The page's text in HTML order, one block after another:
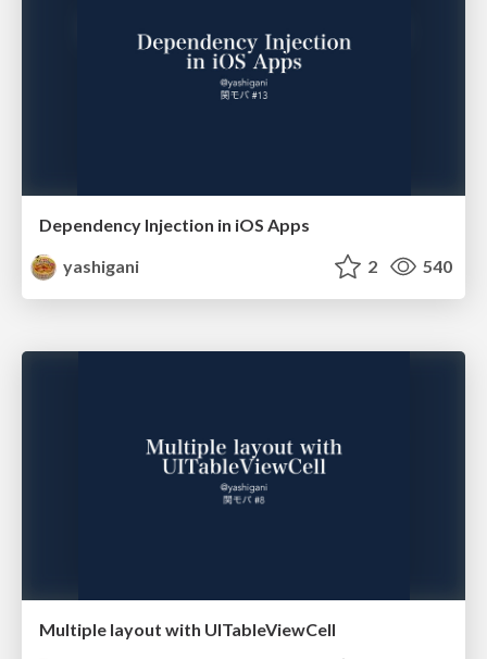
Dependency Injection in iOS Apps
yashigani
2 540
Multiple layout with UITableViewCell